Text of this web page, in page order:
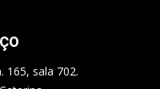
165, sala 702.